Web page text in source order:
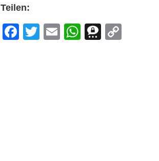
Teilen:
Facebook
Twitter
EmailWhatsApp
Threema